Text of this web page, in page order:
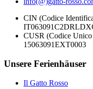
CIN (Codice
CUSR (Codice
15063091EXT0003
Unsere Ferienhäuser
Il Gatto Rosso